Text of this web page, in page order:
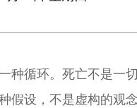
种循环。死亡不是一
假设，不是虚构的观